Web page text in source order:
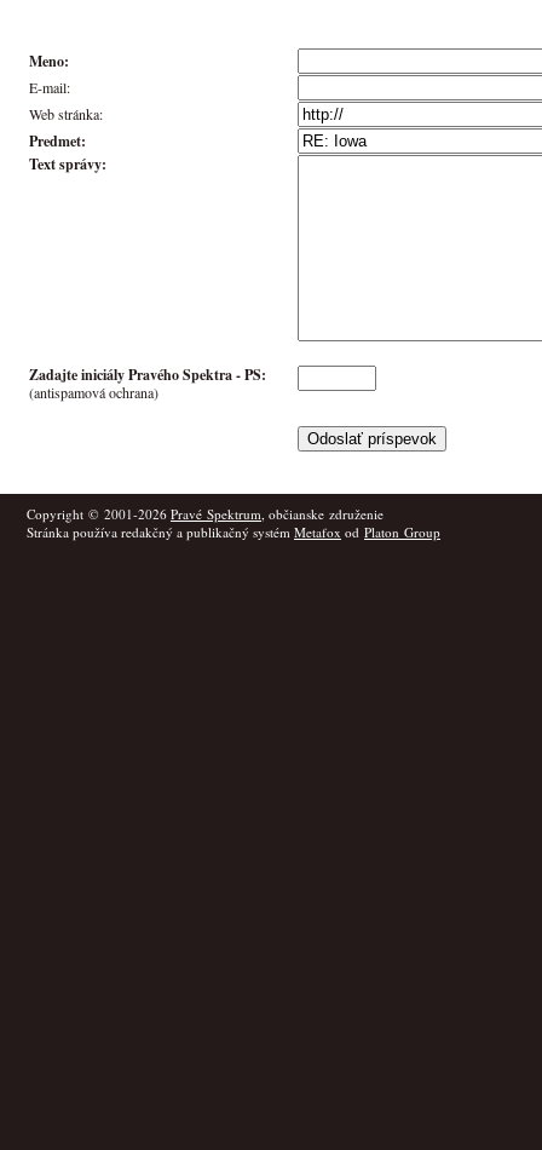
Meno:
E-mail:
Web stránka:
Predmet:
Text správy:
Zadajte iniciály Pravého Spektra -PS:
(antispamová ochrana)
Copyright © 2001-2026 Pravé Spektrum, občianske združenie
Stránka používa redakčný a publikačný systém Metafox od Platon Group